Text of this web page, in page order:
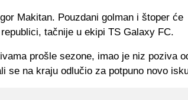
Makitan. Pouzdani golman i štoper će
tačnije u ekipi TS Galaxy FC.
prošle sezone, imao je niz poziva
se na kraju odlučio za potpuno novo